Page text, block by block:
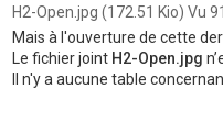
H2-Open.jpg (172.51 Kio) Vu
Mais à l'ouverture de cette
Le fichier joint H2-Open.jpg
Il n'y a aucune table